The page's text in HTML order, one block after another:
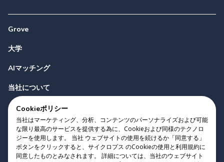
Grove
大学
AIマッチング
当社について
お問い合わせ
Cookieポリシー
当社はマーケティング、分析、コンテンツのパーソナライズおよび可能
な限り最高のサービスを提供する為に、Cookieおよび同様のテクノロ
ジーを使用します。 当社 ウェブサイトの使用を続けるか「同意する」
ボタンをクリックすると、サイクロプス のCookieの使用と利用規約に
同意したものとみなされます。 詳細については、当社のウェブサイト